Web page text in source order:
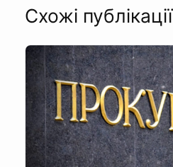
Схожі публікації